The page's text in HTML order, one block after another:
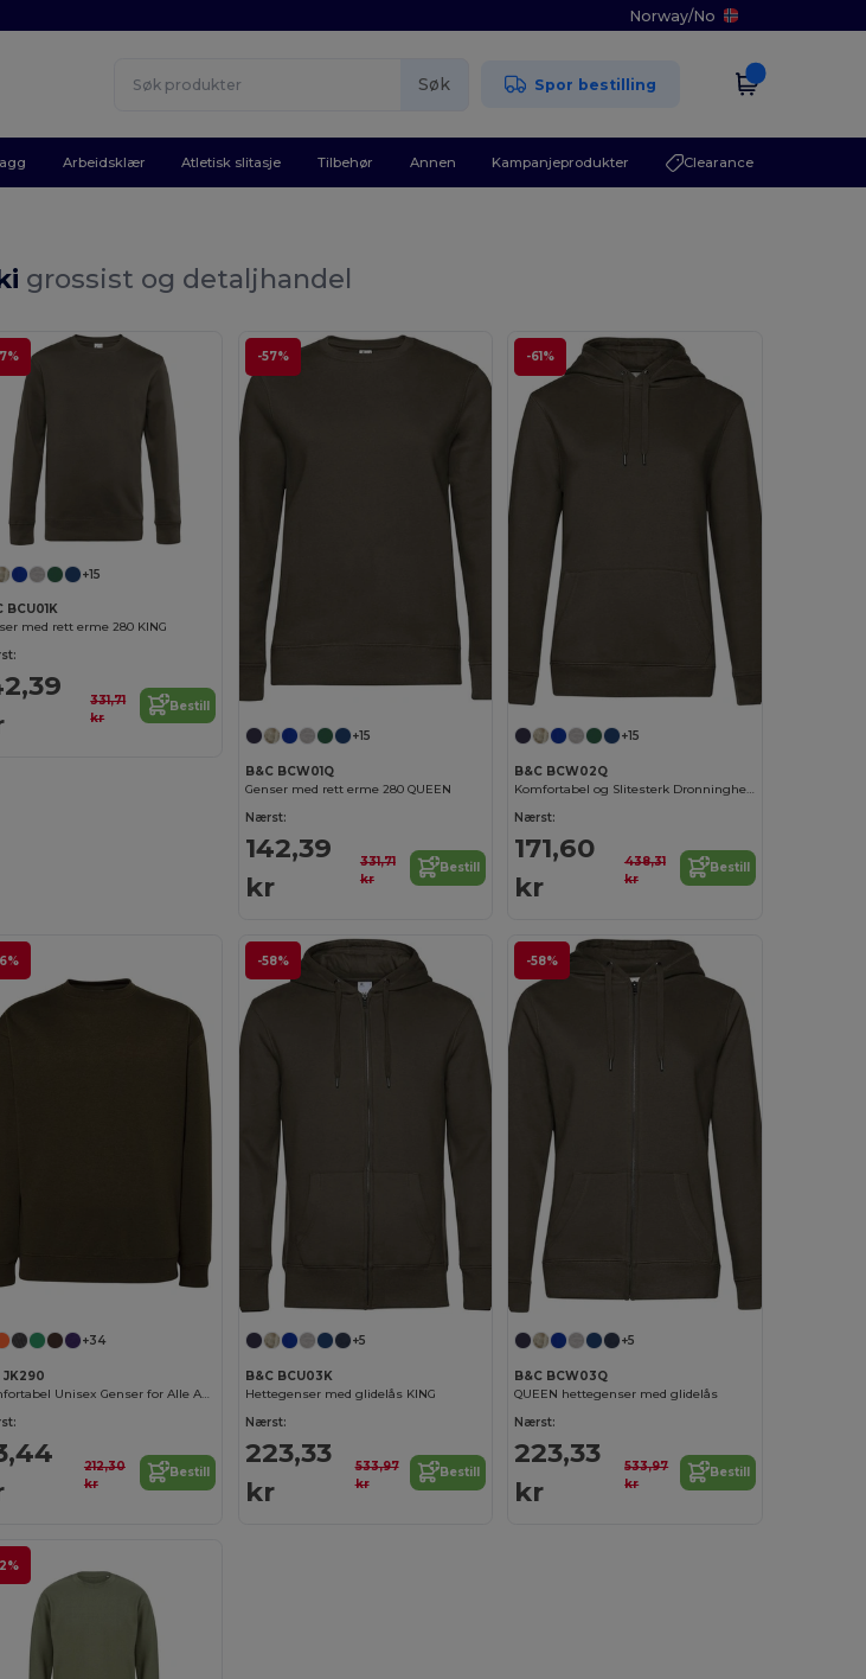
Norway/No
Søk Spor bestilling
Arbeidsklær Atletisk slitasje Tilbehør Annen Kampanjeprodukter Clearance
grossist og detaljhandel
+15
BCU01K
med rett erme 280 KING
331,71
kr
Bestill
-57%
+15
B&C BCW01Q
Genser med rett erme 280 QUEEN
Nærst:
142,39
kr
331,71
kr
Bestill
-61%
+15
B&C BCW02Q
Komfortabel og Slitesterk Dronninghettegenser
Nærst:
171,60
kr
438,31
kr
Bestill
+34
JK290
Komfortabel Unisex Genser for Alle Anledninger
212,30
kr
Bestill
-58%
+5
B&C BCU03K
Hettegenser med glidelås KING
Nærst:
223,33
kr
533,97
kr
Bestill
-58%
+5
B&C BCW03Q
QUEEN hettegenser med glidelås
Nærst:
223,33
kr
533,97
kr
Bestill